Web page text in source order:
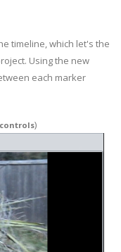
timeline, which let's the
Using the new
each marker
)